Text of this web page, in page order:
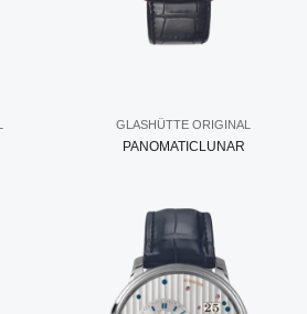
GLASHÜTTE ORIGINAL
PANOMATICLUNAR